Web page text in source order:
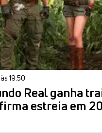
19:50
Real ganha
estreia em